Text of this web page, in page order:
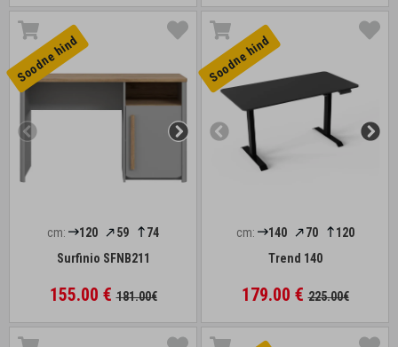
Soodne hind
cm: 120 59
74
Surfinio SFNB211
155.00 €181.00€
Soodne hind
cm: 140 70
120
Trend 140
179.00 €225.00€